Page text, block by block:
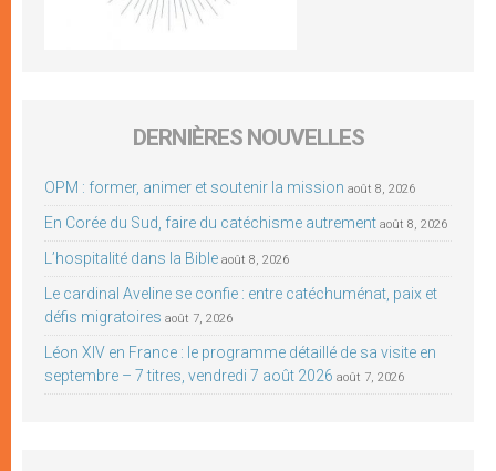
DERNIÈRES NOUVELLES
OPM : former, animer et soutenir la mission août 8, 2026
En Corée du Sud, faire du catéchisme autrement août 8, 2026
L’hospitalité dans la Bible août 8, 2026
Le cardinal Aveline se confie : entre catéchuménat, paix et
défis migratoires août 7, 2026
Léon XIV en France : le programme détaillé de sa visite en
septembre – 7 titres, vendredi 7 août 2026 août 7, 2026